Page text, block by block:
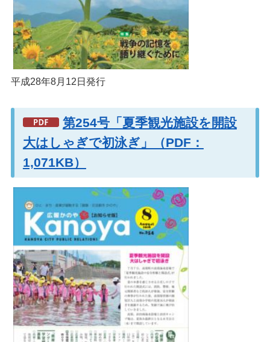
平成28年8月12日発行
第254号「夏季観光施設を開設
大はしゃぎで初泳ぎ」（PDF：
1,071KB）